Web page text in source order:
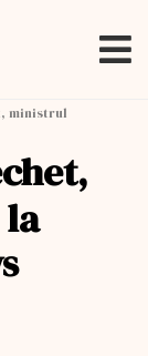
ministrul